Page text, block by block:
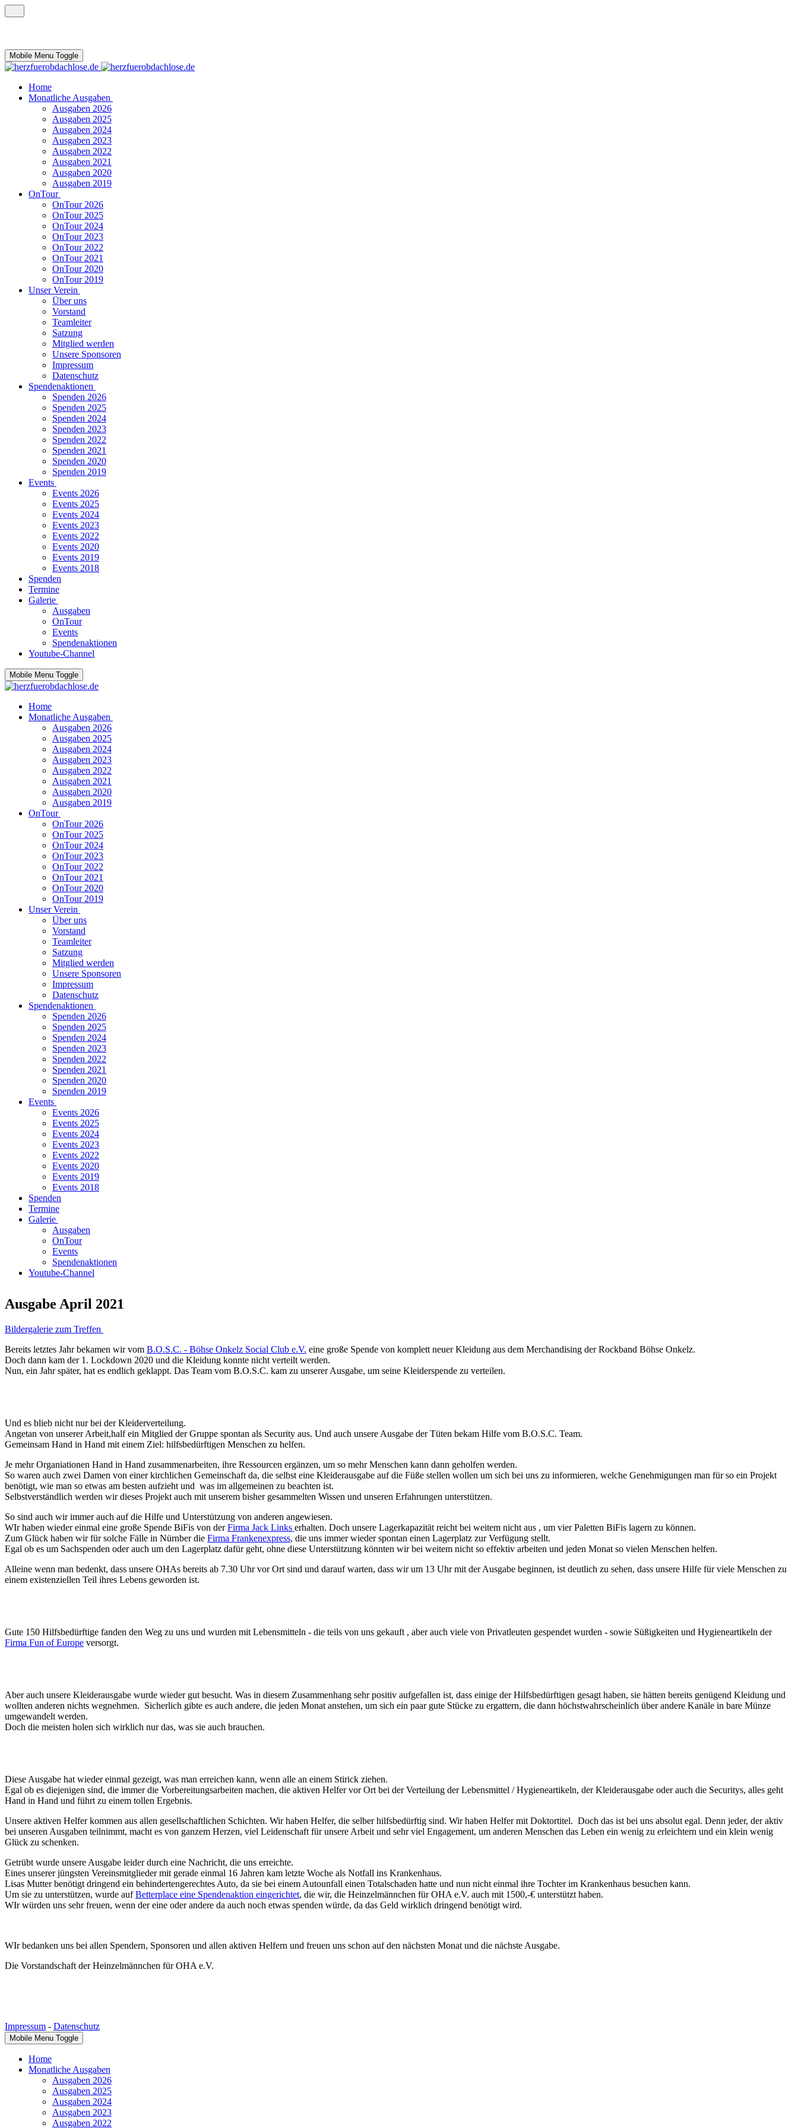
Mobile Menu Toggle
Home
Monatliche Ausgaben
Ausgaben 2026
Ausgaben 2025
Ausgaben 2024
Ausgaben 2023
Ausgaben 2022
Ausgaben 2021
Ausgaben 2020
Ausgaben 2019
OnTour
OnTour 2026
OnTour 2025
OnTour 2024
OnTour 2023
OnTour 2022
OnTour 2021
OnTour 2020
OnTour 2019
Unser Verein
Über uns
Vorstand
Teamleiter
Satzung
Mitglied werden
Unsere Sponsoren
Impressum
Datenschutz
Spendenaktionen
Spenden 2026
Spenden 2025
Spenden 2024
Spenden 2023
Spenden 2022
Spenden 2021
Spenden 2020
Spenden 2019
Events
Events 2026
Events 2025
Events 2024
Events 2023
Events 2022
Events 2020
Events 2019
Events 2018
Spenden
Termine
Galerie
Ausgaben
OnTour
Events
Spendenaktionen
Youtube-Channel
Mobile Menu Toggle
Home
Monatliche Ausgaben
Ausgaben 2026
Ausgaben 2025
Ausgaben 2024
Ausgaben 2023
Ausgaben 2022
Ausgaben 2021
Ausgaben 2020
Ausgaben 2019
OnTour
OnTour 2026
OnTour 2025
OnTour 2024
OnTour 2023
OnTour 2022
OnTour 2021
OnTour 2020
OnTour 2019
Unser Verein
Über uns
Vorstand
Teamleiter
Satzung
Mitglied werden
Unsere Sponsoren
Impressum
Datenschutz
Spendenaktionen
Spenden 2026
Spenden 2025
Spenden 2024
Spenden 2023
Spenden 2022
Spenden 2021
Spenden 2020
Spenden 2019
Events
Events 2026
Events 2025
Events 2024
Events 2023
Events 2022
Events 2020
Events 2019
Events 2018
Spenden
Termine
Galerie
Ausgaben
OnTour
Events
Spendenaktionen
Youtube-Channel
Ausgabe April 2021
Bildergalerie zum Treffen
Bereits letztes Jahr bekamen wir vom B.O.S.C. - Böhse Onkelz Social Club e.V. eine große Spende von komplett neuer Kleidung aus dem Merchandising der Rockband Böhse Onkelz.
Doch dann kam der 1. Lockdown 2020 und die Kleidung konnte nicht verteilt werden.
Nun, ein Jahr später, hat es endlich geklappt. Das Team vom B.O.S.C. kam zu unserer Ausgabe, um seine Kleiderspende zu verteilen.
Und es blieb nicht nur bei der Kleiderverteilung.
Angetan von unserer Arbeit,half ein Mitglied der Gruppe spontan als Security aus. Und auch unsere Ausgabe der Tüten bekam Hilfe vom B.O.S.C. Team.
Gemeinsam Hand in Hand mit einem Ziel: hilfsbedürftigen Menschen zu helfen.
Je mehr Organiationen Hand in Hand zusammenarbeiten, ihre Ressourcen ergänzen, um so mehr Menschen kann dann geholfen werden.
So waren auch zwei Damen von einer kirchlichen Gemeinschaft da, die selbst eine Kleiderausgabe auf die Füße stellen wollen um sich bei uns zu informieren, welche Genehmigungen man für so ein Projekt
benötigt, wie man so etwas am besten aufzieht und was im allgemeinen zu beachten ist.
Selbstverständlich werden wir dieses Projekt auch mit unserem bisher gesammelten Wissen und unseren Erfahrungen unterstützen.
So sind auch wir immer auch auf die Hilfe und Unterstützung von anderen angewiesen.
WIr haben wieder einmal eine große Spende BiFis von derFirma Jack Links erhalten. Doch unsere Lagerkapazität reicht bei weitem nicht aus , um vier Paletten BiFis lagern zu können.
Zum Glück haben wir für solche Fälle in Nürnber die Firma Frankenexpress, die uns immer wieder spontan einen Lagerplatz zur Verfügung stellt.
Egal ob es um Sachspenden oder auch um den Lagerplatz dafür geht, ohne diese Unterstützung könnten wir bei weitem nicht so effektiv arbeiten und jeden Monat so vielen Menschen helfen.
Alleine wenn man bedenkt, dass unsere OHAs bereits ab 7.30 Uhr vor Ort sind und darauf warten, dass wir um 13 Uhr mit der Ausgabe beginnen, ist deutlich zu sehen, dass unsere Hilfe für viele Menschen zu
einem existenziellen Teil ihres Lebens geworden ist.
Gute 150 Hilfsbedürftige fanden den Weg zu uns und wurden mit Lebensmitteln - die teils von uns gekauft , aber auch viele von Privatleuten gespendet wurden - sowie Süßigkeiten und Hygieneartikeln der
Firma Fun of Europe versorgt.
Aber auch unsere Kleiderausgabe wurde wieder gut besucht. Was in diesem Zusammenhang sehr positiv aufgefallen ist, dass einige der Hilfsbedürftigen gesagt haben, sie hätten bereits genügend Kleidung und
wollten anderen nichts wegnehmen. Sicherlich gibte es auch andere, die jeden Monat anstehen, um sich ein paar gute Stücke zu ergattern, die dann höchstwahrscheinlich über andere Kanäle in bare Münze
umgewandelt werden.
Doch die meisten holen sich wirklich nur das, was sie auch brauchen.
Diese Ausgabe hat wieder einmal gezeigt, was man erreichen kann, wenn alle an einem Stirick ziehen.
Egal ob es diejenigen sind, die immer die Vorbereitungsarbeiten machen, die aktiven Helfer vor Ort bei der Verteilung der Lebensmittel / Hygieneartikeln, der Kleiderausgabe oder auch die Securitys, alles geht
Hand in Hand und führt zu einem tollen Ergebnis.
Unsere aktiven Helfer kommen aus allen gesellschaftlichen Schichten. Wir haben Helfer, die selber hilfsbedürftig sind. Wir haben Helfer mit Doktortitel. Doch das ist bei uns absolut egal. Denn jeder, der aktiv
bei unseren Ausgaben teilnimmt, macht es von ganzem Herzen, viel Leidenschaft für unsere Arbeit und sehr viel Engagement, um anderen Menschen das Leben ein wenig zu erleichtern und ein klein wenig
Glück zu schenken.
Getrübt wurde unsere Ausgabe leider durch eine Nachricht, die uns erreichte.
Eines unserer jüngsten Vereinsmitglieder mit gerade einmal 16 Jahren kam letzte Woche als Notfall ins Krankenhaus.
Lisas Mutter benötigt dringend ein behindertengerechtes Auto, da sie bei einem Autounfall einen Totalschaden hatte und nun nicht einmal ihre Tochter im Krankenhaus besuchen kann.
Um sie zu unterstützen, wurde aufBetterplace eine Spendenaktion eingerichtet, die wir, die Heinzelmännchen für OHA e.V. auch mit 1500,-€ unterstützt haben.
WIr würden uns sehr freuen, wenn der eine oder andere da auch noch etwas spenden würde, da das Geld wirklich dringend benötigt wird.
WIr bedanken uns bei allen Spendern, Sponsoren und allen aktiven Helfern und freuen uns schon auf den nächsten Monat und die nächste Ausgabe.
Die Vorstandschaft der Heinzelmännchen für OHA e.V.
Impressum - Datenschutz
Mobile Menu Toggle
Home
Monatliche Ausgaben
Ausgaben 2026
Ausgaben 2025
Ausgaben 2024
Ausgaben 2023
Ausgaben 2022